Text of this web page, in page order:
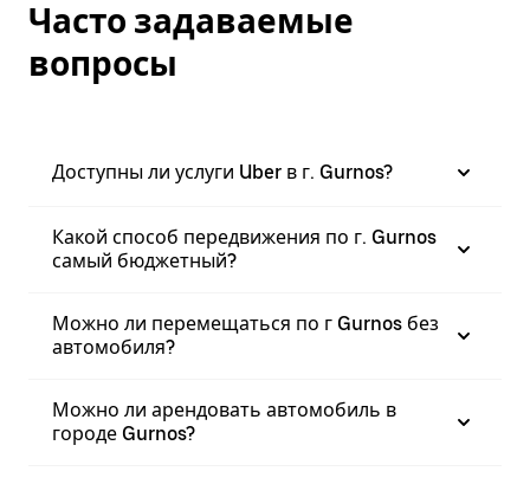
Часто задаваемые
вопросы
Доступны ли услуги Uber в г. Gurnos?
Какой способ передвижения по г. Gurnos
самый бюджетный?
Можно ли перемещаться по г Gurnos без
автомобиля?
Можно ли арендовать автомобиль в
городе Gurnos?